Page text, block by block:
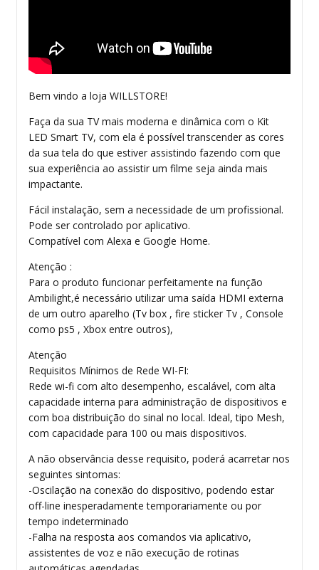
Bem vindo a loja WILLSTORE!
Faça da sua TV mais moderna e dinâmica com o Kit
LED Smart TV, com ela é possível transcender as cores
da sua tela do que estiver assistindo fazendo com que
sua experiência ao assistir um filme seja ainda mais
impactante.
Fácil instalação, sem a necessidade de um profissional.
Pode ser controlado por aplicativo.
Compatível com Alexa e Google Home.
Atenção :
Para o produto funcionar perfeitamente na função
Ambilight,é necessário utilizar uma saída HDMI externa
de um outro aparelho (Tv box , fire sticker Tv , Console
como ps5 , Xbox entre outros),
Atenção
Requisitos Mínimos de Rede WI-FI:
Rede wi-fi com alto desempenho, escalável, com alta
capacidade interna para administração de dispositivos e
com boa distribuição do sinal no local. Ideal, tipo Mesh,
com capacidade para 100 ou mais dispositivos.
A não observância desse requisito, poderá acarretar nos
seguintes sintomas:
-Oscilação na conexão do dispositivo, podendo estar
off-line inesperadamente temporariamente ou por
tempo indeterminado
-Falha na resposta aos comandos via aplicativo,
assistentes de voz e não execução de rotinas